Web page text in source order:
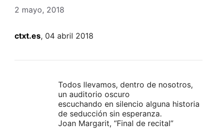
2 mayo, 2018
ctxt.es, 04 abril 2018
Todos llevamos, dentro de nosotros,
un auditorio oscuro
escuchando en silencio alguna historia
de seducción sin esperanza.
Joan Margarit, “Final de recital”